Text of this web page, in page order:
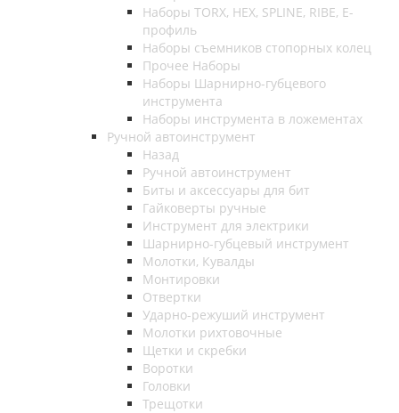
Наборы TORX, HEX, SPLINE, RIBE, E-
профиль
Наборы съемников стопорных колец
Прочее Наборы
Наборы Шарнирно-губцевого
инструмента
Наборы инструмента в ложементах
Ручной автоинструмент
Назад
Ручной автоинструмент
Биты и аксессуары для бит
Гайковерты ручные
Инструмент для электрики
Шарнирно-губцевый инструмент
Молотки, Кувалды
Монтировки
Отвертки
Ударно-режуший инструмент
Молотки рихтовочные
Щетки и скребки
Воротки
Головки
Трещотки